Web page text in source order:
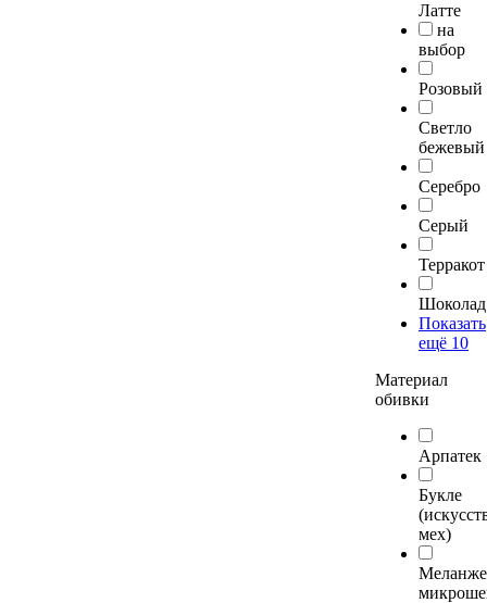
Латте
на
выбор
Розовый
Светло
бежевый
Серебро
Серый
Терракот
Шоколад
Показать
ещё 10
Материал
обивки
Арпатек
Букле
мех)